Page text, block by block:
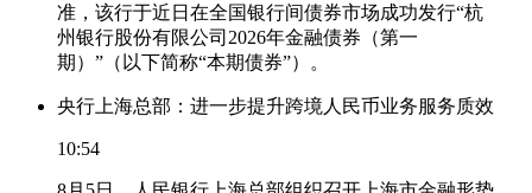
准，该行于近日在全国银行间债券市场成功发行“杭
州银行股份有限公司2026年金融债券（第一
期）”（以下简称“本期债券”）。
央行上海总部：进一步提升跨境人民币业务服务质效
10:54